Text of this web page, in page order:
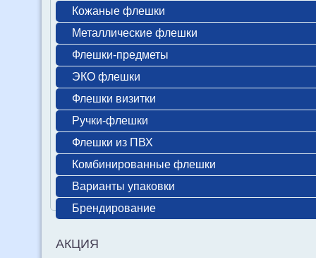
Кожаные флешки
Металлические флешки
Флешки-предметы
ЭКО флешки
Флешки визитки
Ручки-флешки
Флешки из ПВХ
Комбинированные флешки
Варианты упаковки
Брендирование
АКЦИЯ